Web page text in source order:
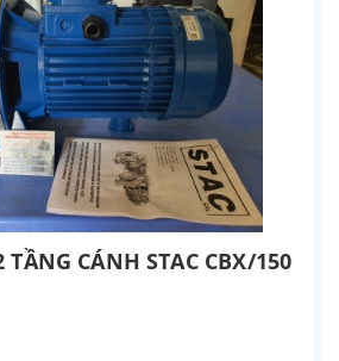
CÁNH STAC CBX/150